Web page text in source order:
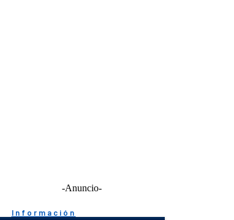
-Anuncio-
Información